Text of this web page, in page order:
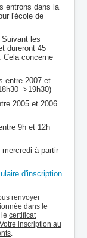
entrons dans la
l'école de
les
dureront 45
Cela concerne
entre 2007 et
->19h30)
2005 et 2006
9h et 12h
à partir
d'inscription
renvoyer
dans le
certificat
Votre inscription au
.